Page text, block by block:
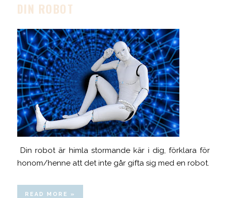
DIN ROBOT
Din robot är himla stormande kär i dig, förklara för
honom/henne att det inte går gifta sig med en robot.
READ MORE »